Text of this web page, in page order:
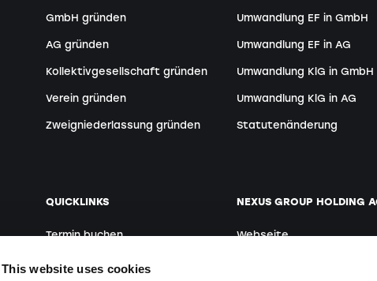
This website uses cookies
GmbH gründen
AG gründen
Kollektivgesellschaft gründen
Verein gründen
Zweigniederlassung gründen
Umwandlung EF in GmbH
Umwandlung EF in AG
Umwandlung KlG in GmbH
Umwandlung KlG in AG
Statutenänderung
QUICKLINKS
Termin buchen
NEXUS GROUP HOLDING
Webseite